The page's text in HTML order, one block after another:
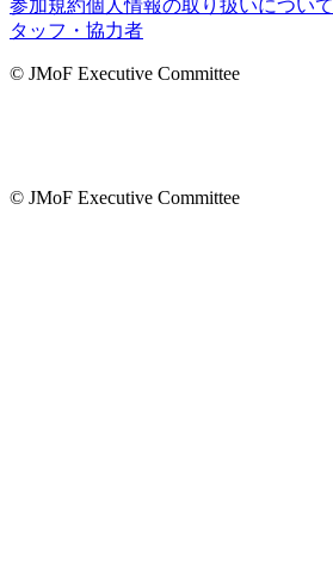
参加規約個人情報の取り扱いについて
タッフ・協力者
© JMoF Executive Committee
© JMoF Executive Committee